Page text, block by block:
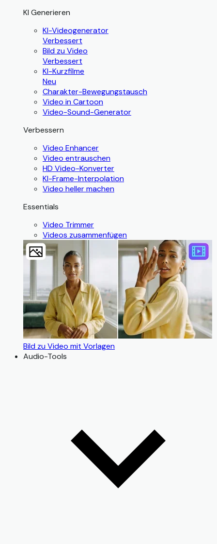
KI Generieren
KI-Videogenerator
Verbessert
Bild zu Video
Verbessert
KI-Kurzfilme
Neu
Charakter-Bewegungstausch
Video in Cartoon
Video-Sound-Generator
Verbessern
Video Enhancer
Video entrauschen
HD Video-Konverter
KI-Frame-Interpolation
Video heller machen
Essentials
Video Trimmer
Videos zusammenfügen
Bild zu Video mit Vorlagen
Audio-Tools